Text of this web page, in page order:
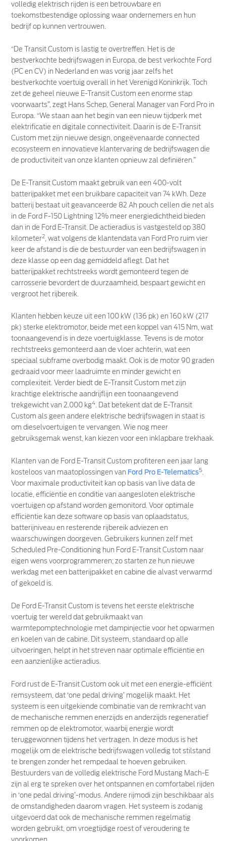
volledig elektrisch rijden is een betrouwbare en
toekomstbestendige oplossing waar ondernemers en hun
bedrijf op kunnen vertrouwen.
“De Transit Custom is lastig te overtreffen. Het is de
bestverkochte bedrijfswagen in Europa, de best verkochte Ford
(PC en CV) in Nederland en was vorig jaar zelfs het
bestverkochte voertuig overall in het Verenigd Koninkrijk. Toch
zet de geheel nieuwe E-Transit Custom een enorme stap
voorwaarts”, zegt Hans Schep, General Manager van Ford Pro in
Europa. “We staan aan het begin van een nieuw tijdperk met
elektrificatie en digitale connectiviteit. Daarin is de E-Transit
Custom met zijn nieuwe design, ongeëvenaarde connected
ecosysteem en innovatieve klantervaring de bedrijfswagen die
de productiviteit van onze klanten opnieuw zal definiëren.”
De E-Transit Custom maakt gebruik van een 400-volt
batterijpakket met een bruikbare capaciteit van 74 kWh. Deze
batterij bestaat uit geavanceerde 82 Ah pouch cellen die net als
in de Ford F-150 Lightning 12% meer energiedichtheid bieden
dan in de Ford E-Transit. De actieradius is vastgesteld op 380
kilometer2 , wat volgens de klantendata van Ford Pro ruim vier
keer de afstand is die de bestuurder van een bedrijfswagen in
deze klasse op een dag gemiddeld aflegt. Dat het
batterijpakket rechtstreeks wordt gemonteerd tegen de
carrosserie bevordert de duurzaamheid, bespaart gewicht en
vergroot het rijbereik.
Klanten hebben keuze uit een 100 kW (136 pk) en 160 kW (217
pk) sterke elektromotor, beide met een koppel van 415 Nm, wat
toonaangevend is in deze voertuigklasse. Tevens is de motor
rechtstreeks gemonteerd aan de vloer achterin, wat een
speciaal subframe overbodig maakt. Ook is de motor 90 graden
gedraaid voor meer laadruimte en minder gewicht en
complexiteit. Verder biedt de E-Transit Custom met zijn
krachtige elektrische aandrijflijn een toonaangevend
trekgewicht van 2.000 kg4. Dat betekent dat de E-Transit
Custom als geen andere elektrische bedrijfswagen in staat is
om dieselvoertuigen te vervangen. Wie nog meer
gebruiksgemak wenst, kan kiezen voor een inklapbare trekhaak.
Klanten van de Ford E-Transit Custom profiteren een jaar lang
kosteloos van maatoplossingen van Ford Pro E-Telematics5.
Voor maximale productiviteit kan op basis van live data de
locatie, efficiëntie en conditie van aangesloten elektrische
voertuigen op afstand worden gemonitord. Voor optimale
efficiëntie kan deze software op basis van oplaadstatus,
batterijniveau en resterende rijbereik adviezen en
waarschuwingen doorgeven. Gebruikers kunnen zelf met
Scheduled Pre-Conditioning hun Ford E-Transit Custom naar
eigen wens voorprogrammeren; zo starten ze hun nieuwe
werkdag met een batterijpakket en cabine die alvast verwarmd
of gekoeld is.
De Ford E-Transit Custom is tevens het eerste elektrische
voertuig ter wereld dat gebruikmaakt van
warmtepomptechnologie met dampinjectie voor het opwarmen
en koelen van de cabine. Dit systeem, standaard op alle
uitvoeringen, helpt in het streven naar optimale efficiëntie en
een aanzienlijke actieradius.
Ford rust de E-Transit Custom ook uit met een energie-efficiënt
remsysteem, dat ‘one pedal driving’ mogelijk maakt. Het
systeem is een uitgekiende combinatie van de remkracht van
de mechanische remmen enerzijds en anderzijds regeneratief
remmen op de elektromotor, waarbij energie wordt
teruggewonnen tijdens het vertragen. In deze modus is het
mogelijk om de elektrische bedrijfswagen volledig tot stilstand
te brengen zonder het rempedaal te hoeven gebruiken.
Bestuurders van de volledig elektrische Ford Mustang Mach-E
zijn al erg te spreken over het ontspannen en comfortabel rijden
in ‘one pedal driving’-modus. Andere rijmodi zijn beschikbaar als
de omstandigheden daarom vragen. Het systeem is zodanig
uitgevoerd dat ook de mechanische remmen regelmatig
worden gebruikt, om vroegtijdige roest of veroudering te